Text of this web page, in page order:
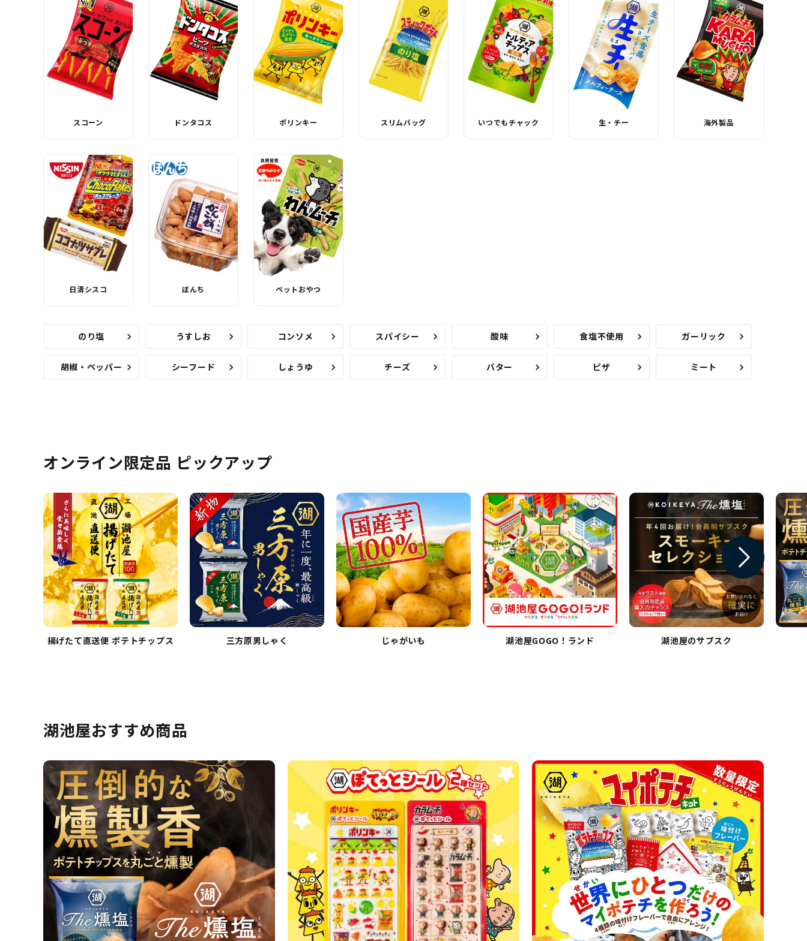
スコーン ドンタコス ポリンキー スリムバッグ いつでもチャック 生・チー 海外製品
日清シスコ ぼんち ペットおやつ
のり塩 うすしお コンソメ スパイシー 酸味 食塩不使用 ガーリック
胡椒・ペッパー シーフード しょうゆ チーズ バター ピザ ミート
オンライン限定品 ピックアップ
揚げたて直送便 ポテトチップス 三方原男しゃく じゃがいも 湖池屋GOGO！ランド 湖池屋のサブスク
湖池屋おすすめ商品